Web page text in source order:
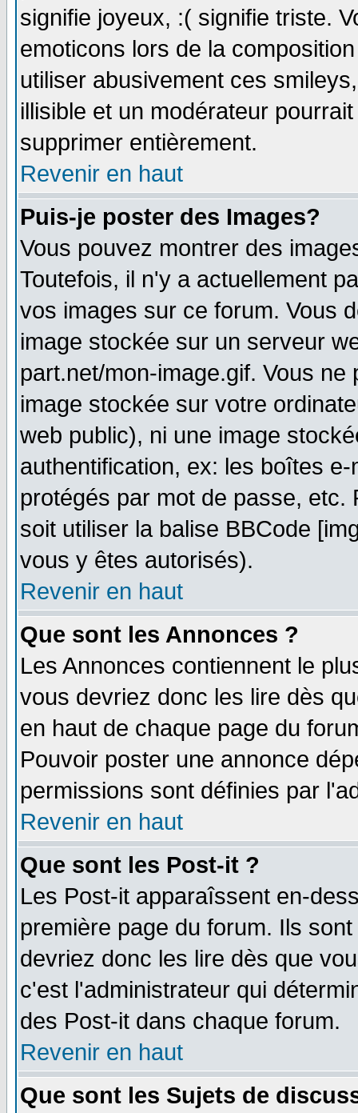
signifie joyeux, :( signifie triste.
emoticons lors de la
utiliser abusivement ces
illisible et un modérateur
supprimer entièrement.
Revenir en haut
Puis-je poster des Images?
Vous pouvez montrer des
Toutefois, il n'y a actuellement
vos images sur ce forum. Vous
image stockée sur un serveur
part.net/mon-image.gif. Vous
image stockée sur votre
web public), ni une image
authentification, ex: les boîtes
protégés par mot de passe,
soit utiliser la balise BBCode
vous y êtes autorisés).
Revenir en haut
Que sont les Annonces ?
Les Annonces contiennent le
vous devriez donc les lire dès
en haut de chaque page du
Pouvoir poster une annonce
permissions sont définies par
Revenir en haut
Que sont les Post-it ?
Les Post-it apparaîssent en-
première page du forum. Ils
devriez donc les lire dès que
c'est l'administrateur qui
des Post-it dans chaque forum.
Revenir en haut
Que sont les Sujets de